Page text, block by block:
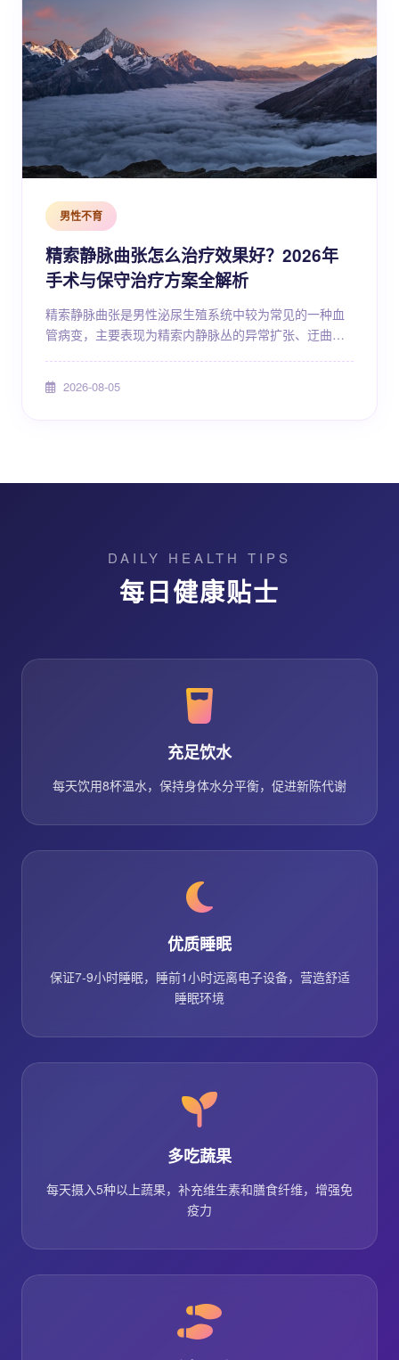
立科学、全面的认...
男性不育
精索静脉曲张怎么治疗效果好？2026年
手术与保守治疗方案全解析
精索静脉曲张是男性泌尿生殖系统中较为常见的一种血
管病变，主要表现为精索内静脉丛的异常扩张、迂曲和
患者在体检或出现不适症状后才发现自身存在精索静脉
2026-08-05
DAILY HEALTH TIPS
每日健康贴士
充足饮水
每天饮用8杯温水，保持身体水分平衡，促进新陈代谢
优质睡眠
保证7-9小时睡眠，睡前1小时远离电子设备，营造舒适
睡眠环境
多吃蔬果
每天摄入5种以上蔬果，补充维生素和膳食纤维，增强免
疫力